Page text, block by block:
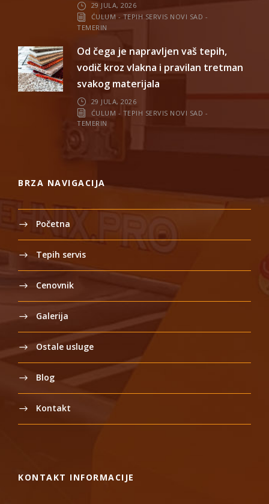
29 JULA, 2026
ĆULUM - TEPIH SERVIS NOVI SAD -
TEMERIN
Od čega je napravljen vaš tepih,
vodič kroz vlakna i pravilan tretman
svakog materijala
29 JULA, 2026
ĆULUM - TEPIH SERVIS NOVI SAD -
TEMERIN
BRZA NAVIGACIJA
Početna
Tepih servis
Cenovnik
Galerija
Ostale usluge
Blog
Kontakt
KONTAKT INFORMACIJE